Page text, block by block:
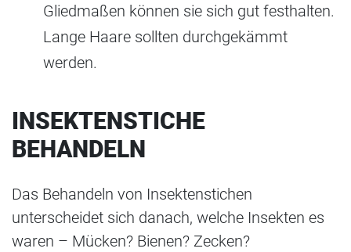
Gliedmaßen können sie sich gut festhalten.
Lange Haare sollten durchgekämmt
werden.
INSEKTENSTICHE
BEHANDELN
Das Behandeln von Insektenstichen
unterscheidet sich danach, welche Insekten es
waren – Mücken? Bienen? Zecken?